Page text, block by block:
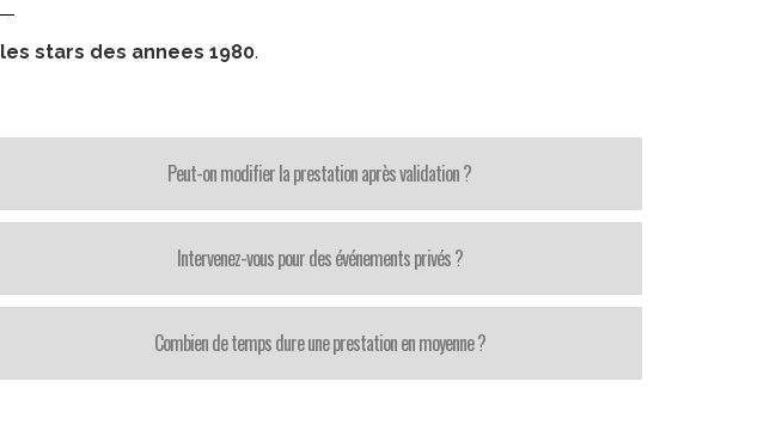
les stars des annees 1980.
Peut-on modifier la prestation après validation ?
Intervenez-vous pour des événements privés ?
Combien de temps dure une prestation en moyenne ?